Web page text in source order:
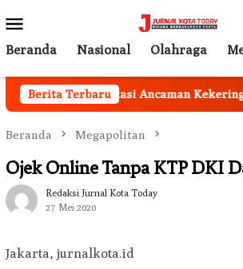
ke
kontenMobile
Beranda Nasional Olahraga
Berita Terbaru
Peka Mengatasi Ancaman Kekeringana
Beranda Megapolitan
Ojek Online Tanpa KTP DKI
Redaksi Jurnal Kota Today
27 Mei 2020
Jakarta, jurnalkota.id